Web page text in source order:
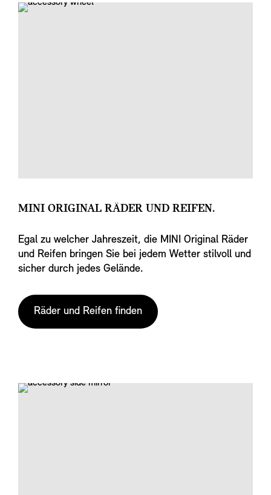
MINI ORIGINAL RÄDER UND REIFEN.
Egal zu welcher Jahreszeit, die MINI Original Räder
und Reifen bringen Sie bei jedem Wetter stilvoll und
sicher durch jedes Gelände.
Räder und Reifen finden